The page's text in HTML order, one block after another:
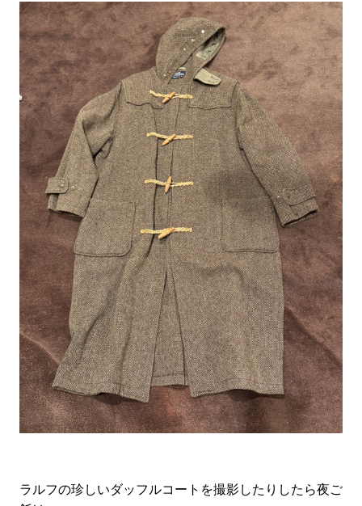
ラルフの珍しいダッフルコートを撮影したりしたら夜ご